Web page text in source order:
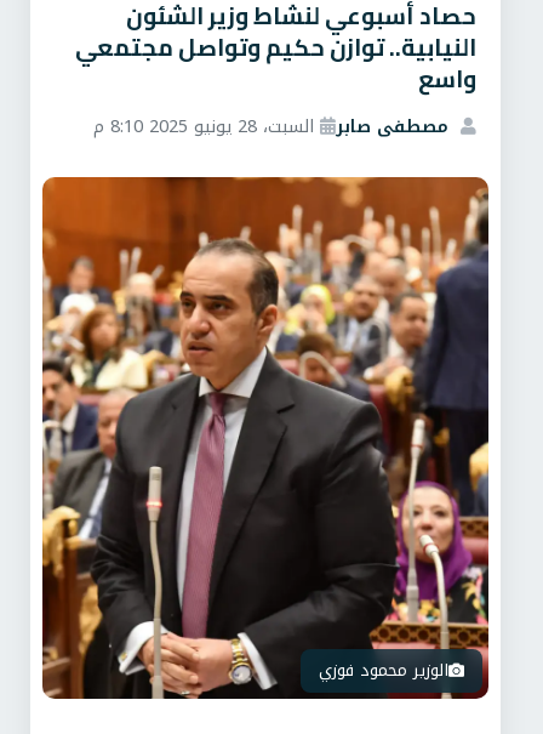
حصاد أسبوعي لنشاط وزير الشئون
النيابية.. توازن حكيم وتواصل مجتمعي
واسع
مصطفى صابر السبت، 28 يونيو 2025 8:10 م
الوزير محمود فوزي